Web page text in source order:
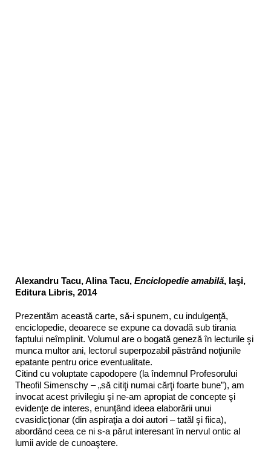
Alexandru Tacu, Alina Tacu, Enciclopedie amabilă, Iaşi,
Editura Libris, 2014
Prezentăm această carte, să-i spunem, cu indulgenţă,
enciclopedie, deoarece se expune ca dovadă sub tirania
faptului neîmplinit. Volumul are o bogată geneză în lecturile şi
munca multor ani, lectorul superpozabil păstrând noţiunile
epatante pentru orice eventualitate.
Citind cu voluptate capodopere (la îndemnul Profesorului
Theofil Simenschy – „să citiţi numai cărţi foarte bune”), am
invocat acest privilegiu şi ne-am apropiat de concepte şi
evidenţe de interes, enunţând ideea elaborării unui
cvasidicţionar (din aspiraţia a doi autori – tatăl şi fiica),
abordând ceea ce ni s-a părut interesant în nervul ontic al
lumii avide de cunoaştere.